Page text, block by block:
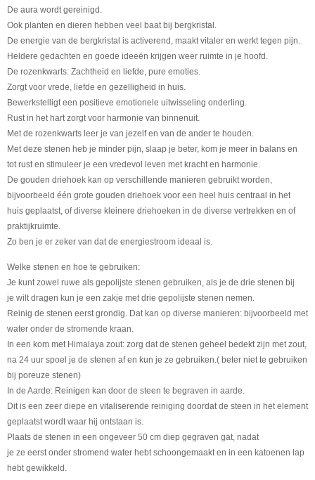
De aura wordt gereinigd.
Ook planten en dieren hebben veel baat bij bergkristal.
De energie van de bergkristal is activerend, maakt vitaler en werkt tegen pijn.
Heldere gedachten en goede ideeën krijgen weer ruimte in je hoofd.
De rozenkwarts: Zachtheid en liefde, pure emoties.
Zorgt voor vrede, liefde en gezelligheid in huis.
Bewerkstelligt een positieve emotionele uitwisseling onderling.
Rust in het hart zorgt voor harmonie van binnenuit.
Met de rozenkwarts leer je van jezelf en van de ander te houden.
Met deze stenen heb je minder pijn, slaap je beter, kom je meer in balans en
tot rust en stimuleer je een vredevol leven met kracht en harmonie.
De gouden driehoek kan op verschillende manieren gebruikt worden,
bijvoorbeeld één grote gouden driehoek voor een heel huis centraal in het
huis geplaatst, of diverse kleinere driehoeken in de diverse vertrekken en of
praktijkruimte.
Zo ben je er zeker van dat de energiestroom ideaal is.
Welke stenen en hoe te gebruiken:
Je kunt zowel ruwe als gepolijste stenen gebruiken, als je de drie stenen bij
je wilt dragen kun je een zakje met drie gepolijste stenen nemen.
Reinig de stenen eerst grondig. Dat kan op diverse manieren: bijvoorbeeld met
water onder de stromende kraan.
In een kom met Himalaya zout: zorg dat de stenen geheel bedekt zijn met zout,
na 24 uur spoel je de stenen af en kun je ze gebruiken.( beter niet te gebruiken
bij poreuze stenen)
In de Aarde: Reinigen kan door de steen te begraven in aarde.
Dit is een zeer diepe en vitaliserende reiniging doordat de steen in het element
geplaatst wordt waar hij ontstaan is.
Plaats de stenen in een ongeveer 50 cm diep gegraven gat, nadat
je ze eerst onder stromend water hebt schoongemaakt en in een katoenen lap
hebt gewikkeld.